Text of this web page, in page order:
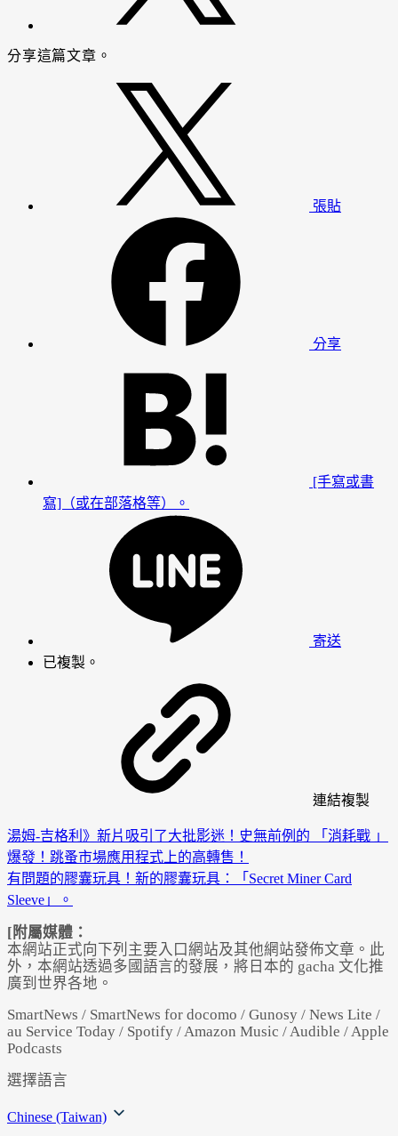
分享這篇文章。
張貼
分享
[手寫或書
寫]（或在部落格等）。
寄送
已複製。
連結複製
湯姆-吉格利》新片吸引了大批影迷！史無前例的 「消耗戰 」
爆發！跳蚤市場應用程式上的高轉售！
有問題的膠囊玩具！新的膠囊玩具：「Secret Miner Card
Sleeve」。
[附屬媒體：
本網站正式向下列主要入口網站及其他網站發佈文章。此
外，本網站透過多國語言的發展，將日本的 gacha 文化推
廣到世界各地。
SmartNews / SmartNews for docomo / Gunosy / News Lite /
au Service Today / Spotify / Amazon Music / Audible / Apple
Podcasts
選擇語言
Chinese (Taiwan)